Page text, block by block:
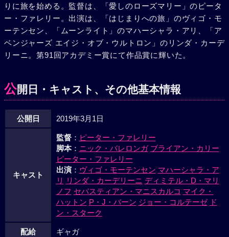
りに旅を始める。監督は、「愛しのローズマリー」のピータ
ー・ファレリー。出演は、「はじまりへの旅」のヴィゴ・モ
ーテンセン、「ムーンライト」のマハーシャラ・アリ、「ア
ベンジャーズ エイジ・オブ・ウルトロン」のリンダ・カーデ
リーニ。第91回アカデミー賞にて作品賞に輝いた。
公開日・キャスト、その他基本情報
公開日 2019年3月1日
キャスト
監督： ピーター・ファレリー
脚本： ニック・バレロンガ ブライアン・カリー
ピーター・ファレリー
出演： ヴィゴ・モーテンセン マハーシャラ・ア
リ
リンダ・カーデリーニ ディミテル・D・マリ
ノフ セバスティアン・マニスカルコ マイク・
ハットン P・J・バーン ジョー・コルテーゼ ド
ン・スターク
配給 ギャガ